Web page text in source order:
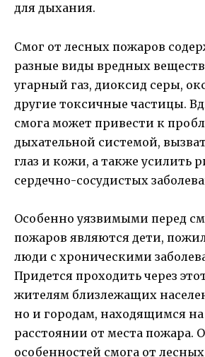
для дыхания.
Смог от лесных пожаров
разные виды вредных
угарный газ, диоксид серы,
другие токсичные частицы.
смога может привести к
дыхательной системой,
глаз и кожи, а также усилить
сердечно-сосудистых
Особенно уязвимыми перед
пожаров являются дети,
люди с хроническими
Придется проходить через
жителям близлежащих
но и городам, находящимся
расстоянии от места пожара.
особенностей смога от